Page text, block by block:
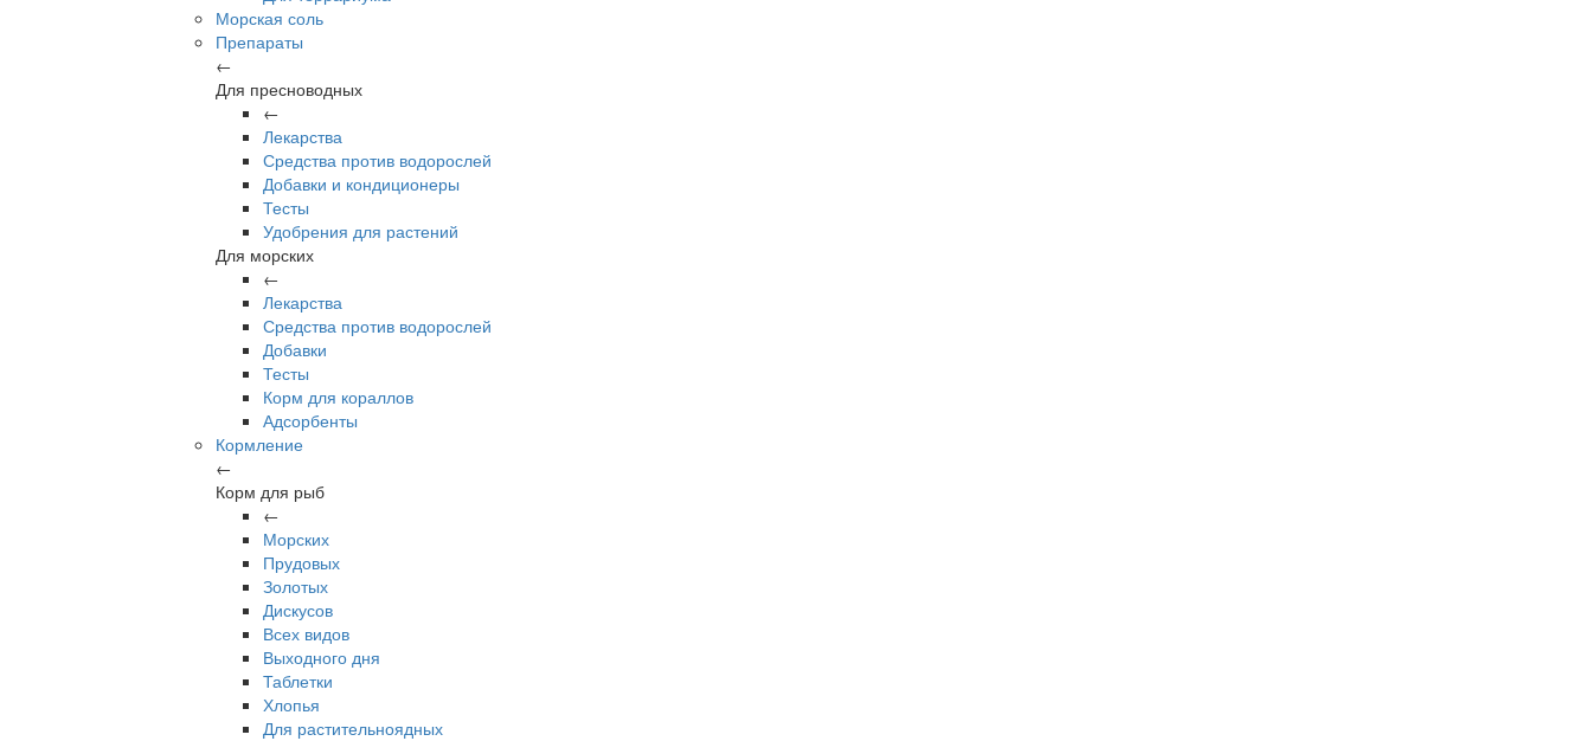
Морская соль
Препараты
←
Для пресноводных
←
Лекарства
Средства против водорослей
Добавки и кондиционеры
Тесты
Удобрения для растений
Для морских
←
Лекарства
Средства против водорослей
Добавки
Тесты
Корм для кораллов
Адсорбенты
Кормление
←
Корм для рыб
←
Морских
Прудовых
Золотых
Дискусов
Всех видов
Выходного дня
Таблетки
Хлопья
Для растительноядных